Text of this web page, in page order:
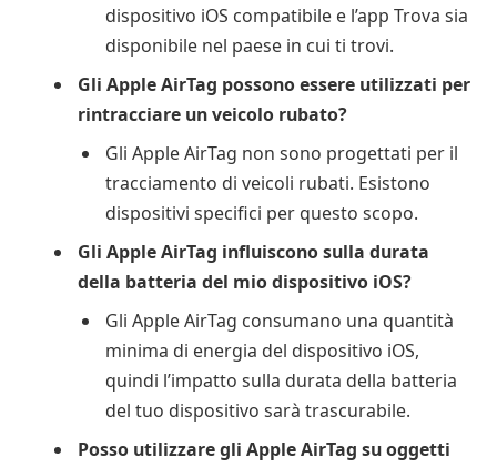
dispositivo iOS compatibile e l’app Trova sia
disponibile nel paese in cui ti trovi.
Gli Apple AirTag possono essere utilizzati per
rintracciare un veicolo rubato?
Gli Apple AirTag non sono progettati per il
tracciamento di veicoli rubati. Esistono
dispositivi specifici per questo scopo.
Gli Apple AirTag influiscono sulla durata
della batteria del mio dispositivo iOS?
Gli Apple AirTag consumano una quantità
minima di energia del dispositivo iOS,
quindi l’impatto sulla durata della batteria
del tuo dispositivo sarà trascurabile.
Posso utilizzare gli Apple AirTag su oggetti